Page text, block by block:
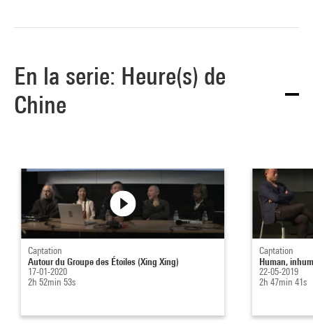
En la serie: Heure(s) de
Chine
Captation
Autour du Groupe des Étoiles (Xing Xing)
17-01-2020
2h 52min 53s
Captation
Human,
22-05-2019
2h 47min 41s